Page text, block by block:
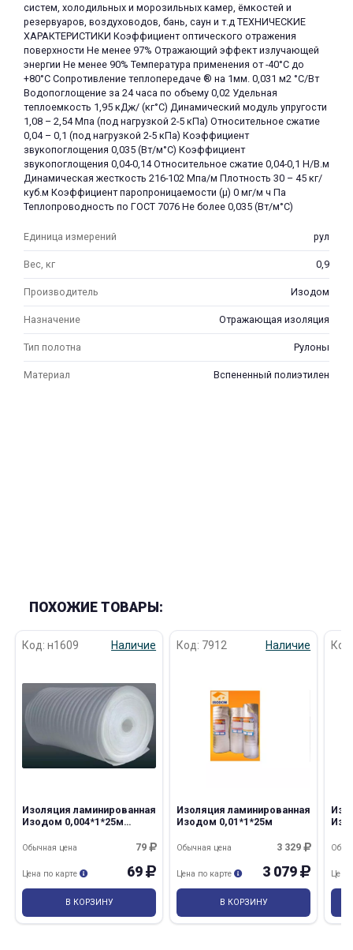
систем, холодильных и морозильных камер, ёмкостей и
резервуаров, воздуховодов, бань, саун и т.д ТЕХНИЧЕСКИЕ
ХАРАКТЕРИСТИКИ Коэффициент оптического отражения
поверхности Не менее 97% Отражающий эффект излучающей
энергии Не менее 90% Температура применения от -40°С до
+80°С Сопротивление теплопередаче ® на 1мм. 0,031 м2 °С/Вт
Водопоглощение за 24 часа по объему 0,02 Удельная
теплоемкость 1,95 кДж/ (кг°С) Динамический модуль упругости
1,08 – 2,54 Мпа (под нагрузкой 2-5 кПа) Относительное сжатие
0,04 – 0,1 (под нагрузкой 2-5 кПа) Коэффициент
звукопоглощения 0,035 (Bт/м°С) Коэффициент
звукопоглощения 0,04-0,14 Относительное сжатие 0,04-0,1 Н/В.м
Динамическая жесткость 216-102 Мпа/м Плотность 30 – 45 кг/
куб.м Коэффициент паропроницаемости (µ) 0 мг/м ч Па
Теплопроводность по ГОСТ 7076 Не более 0,035 (Bт/м°С)
Единица измерений рул
Вес, кг 0,9
Производитель Изодом
Назначение Отражающая изоляция
Тип полотна Рулоны
Материал Вспененный полиэтилен
ПОХОЖИЕ ТОВАРЫ:
Код: н1609 Наличие
Изоляция ламинированная
Изодом 0,004*1*25м
79
Обычная цена
69
Цена по карте
В КОРЗИНУ
Код: 7912 Наличие
Изоляция ламинированная
Изодом 0,01*1*25м
3 329
Обычная цена
3 079
Цена по карте
В КОРЗИНУ
Цена